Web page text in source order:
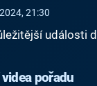
21:30
události
videa pořadu